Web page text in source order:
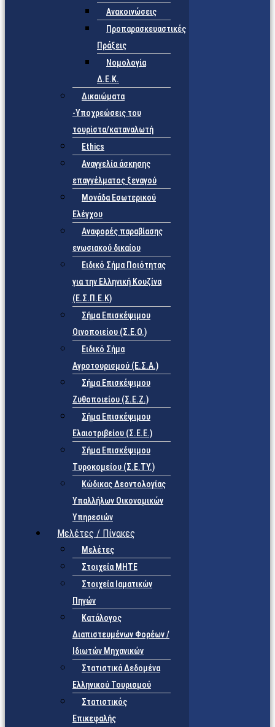
Ανακοινώσεις
Προπαρασκευαστικές
Πράξεις
Νομολογία
Δ.Ε.Κ.
Δικαιώματα
-Υποχρεώσεις του
τουρίστα/καταναλωτή
Ethics
Αναγγελία άσκησης
επαγγέλματος ξεναγού
Μονάδα Εσωτερικού
Ελέγχου
Αναφορές παραβίασης
ενωσιακού δικαίου
Ειδικό Σήμα Ποιότητας
για την Ελληνική Κουζίνα
(Ε.Σ.Π.Ε.Κ)
Σήμα Επισκέψιμου
Οινοποιείου (Σ.Ε.Ο.)
Ειδικό Σήμα
Αγροτουρισμού (Ε.Σ.Α.)
Σήμα Επισκέψιμου
Ζυθοποιείου (Σ.Ε.Ζ.)
Σήμα Επισκέψιμου
Ελαιοτριβείου (Σ.Ε.Ε.)
Σήμα Επισκέψιμου
Τυροκομείου (Σ.Ε.TY.)
Κώδικας Δεοντολογίας
Υπαλλήλων Οικονομικών
Υπηρεσιών
Μελέτες / Πίνακες
Μελέτες
Στοιχεία ΜΗΤΕ
Στοιχεία Ιαματικών
Πηγών
Κατάλογος
Διαπιστευμένων Φορέων /
Ιδιωτών Μηχανικών
Στατιστικά Δεδομένα
Ελληνικού Τουρισμού
Στατιστικός
Επικεφαλής